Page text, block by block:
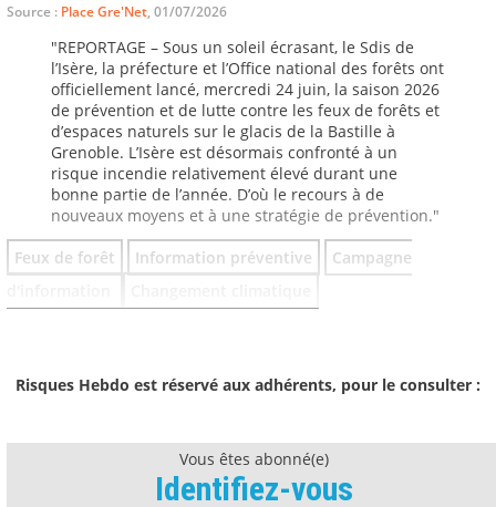
Source : Place Gre'Net, 01/07/2026
"REPORTAGE – Sous un soleil écrasant, le Sdis de
l’Isère, la préfecture et l’Office national des forêts ont
officiellement lancé, mercredi 24 juin, la saison 2026
de prévention et de lutte contre les feux de forêts et
d’espaces naturels sur le glacis de la Bastille à
Grenoble. L’Isère est désormais confronté à un
risque incendie relativement élevé durant une
bonne partie de l’année. D’où le recours à de
nouveaux moyens et à une stratégie de prévention."
Feux de forêt
Information préventive
Campagne
Risques Hebdo est réservé aux adhérents, pour le consulter :
Vous êtes abonné(e)
Identifiez-vous